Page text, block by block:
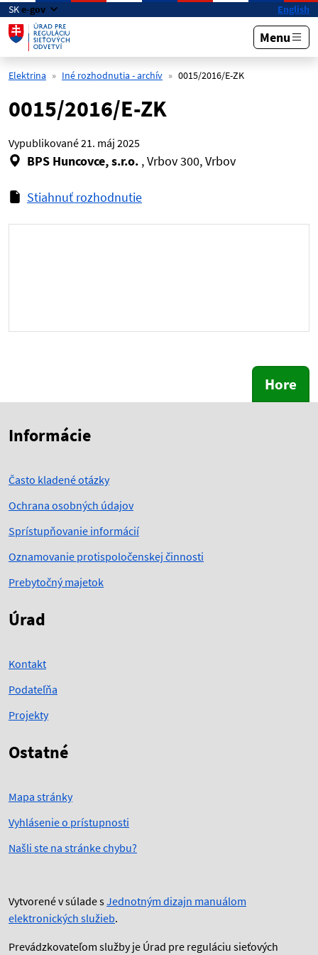
Preskočiť na hlavný obsah
SKe-gov English
Menu
Elektrina Iné rozhodnutia - archív 0015/2016/E-ZK
0015/2016/E-ZK
Vypublikované21. máj 2025
BPS Huncovce, s.r.o. , Vrbov 300, Vrbov
Stiahnuť rozhodnutie
Hore
Informácie
Často kladené otázky
Ochrana osobných údajov
Sprístupňovanie informácií
Oznamovanie protispoločenskej činnosti
Prebytočný majetok
Úrad
Kontakt
Podateľňa
Projekty
Ostatné
Mapa stránky
Vyhlásenie o prístupnosti
Našli ste na stránke chybu?
Vytvorené v súlade sJednotným dizajn manuálom
elektronických služieb.
Prevádzkovateľom služby je Úrad pre reguláciu sieťových